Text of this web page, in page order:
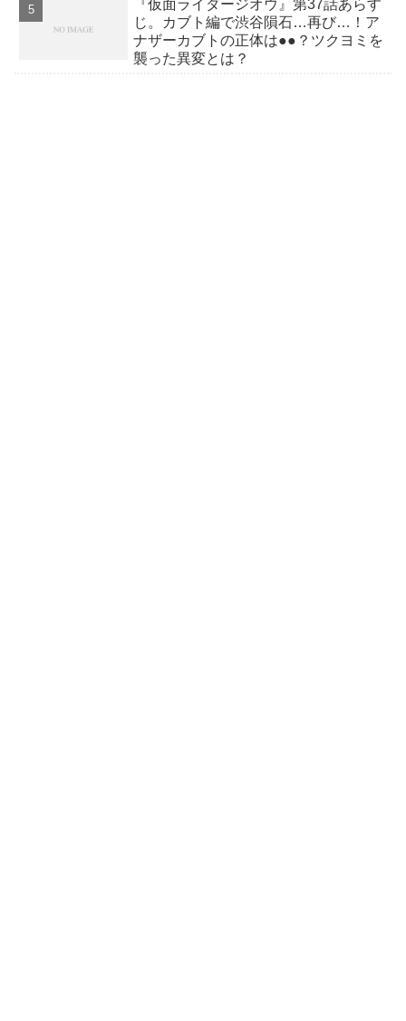
『仮面ライダージオウ』第37話あらす
じ。カブト編で渋谷隕石…再び…！ア
ナザーカブトの正体は●●？ツクヨミを
襲った異変とは？